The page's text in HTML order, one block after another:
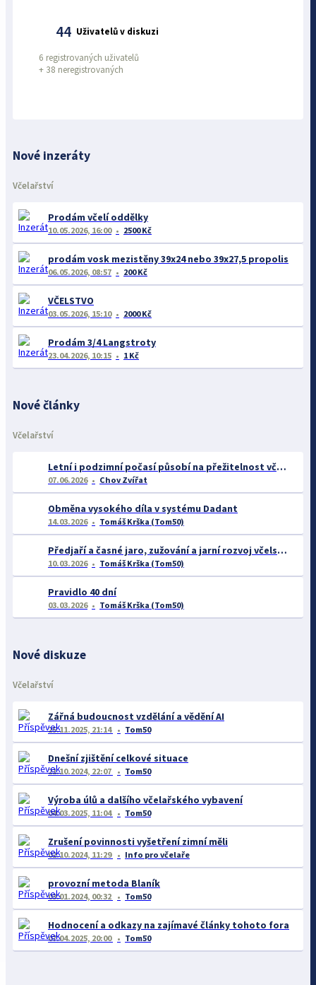
44 Uživatelů v diskuzi
6 registrovaných uživatelů
+ 38 neregistrovaných
Nové inzeráty
Včelařství
Prodám včelí oddělky
10.05.2026, 16:00 2500 Kč
prodám vosk mezistěny 39x24 nebo 39x27,5 propolis
06.05.2026, 08:57 200 Kč
VČELSTVO
03.05.2026, 15:10 2000 Kč
Prodám 3/4 Langstroty
23.04.2026, 10:15 1 Kč
Nové články
Včelařství
Letní i podzimní počasí působí na přežitelnost včelstev
07.06.2026 Chov Zvířat
Obměna vysokého díla v systému Dadant
14.03.2026 Tomáš Krška (Tom50)
Předjaří a časné jaro, zužování a jarní rozvoj včelstev
10.03.2026 Tomáš Krška (Tom50)
Pravidlo 40 dní
03.03.2026 Tomáš Krška (Tom50)
Nové diskuze
Včelařství
Zářná budoucnost vzdělání a vědění AI
25.11.2025, 21:14 Tom50
Dnešní zjištění celkové situace
21.10.2024, 22:07 Tom50
Výroba úlů a dalšího včelařského vybavení
04.03.2025, 11:04 Tom50
Zrušení povinnosti vyšetření zimní měli
02.10.2024, 11:29 Info pro včelaře
provozní metoda Blaník
03.01.2024, 00:32 Tom50
Hodnocení a odkazy na zajímavé články tohoto fora
07.04.2025, 20:00 Tom50